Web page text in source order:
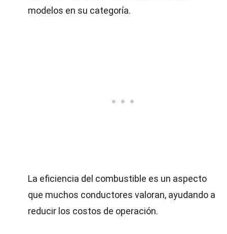
modelos en su categoría.
La eficiencia del combustible es un aspecto
que muchos conductores valoran, ayudando a
reducir los costos de operación.